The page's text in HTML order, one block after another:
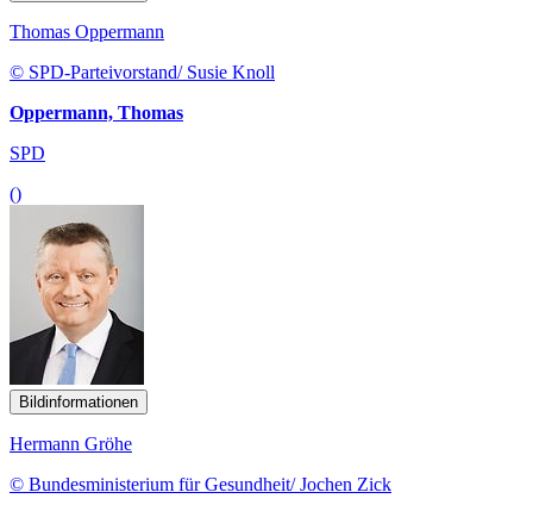
Thomas Oppermann
© SPD-Parteivorstand/ Susie Knoll
Oppermann, Thomas
SPD
()
Bildinformationen
Hermann Gröhe
© Bundesministerium für Gesundheit/ Jochen Zick